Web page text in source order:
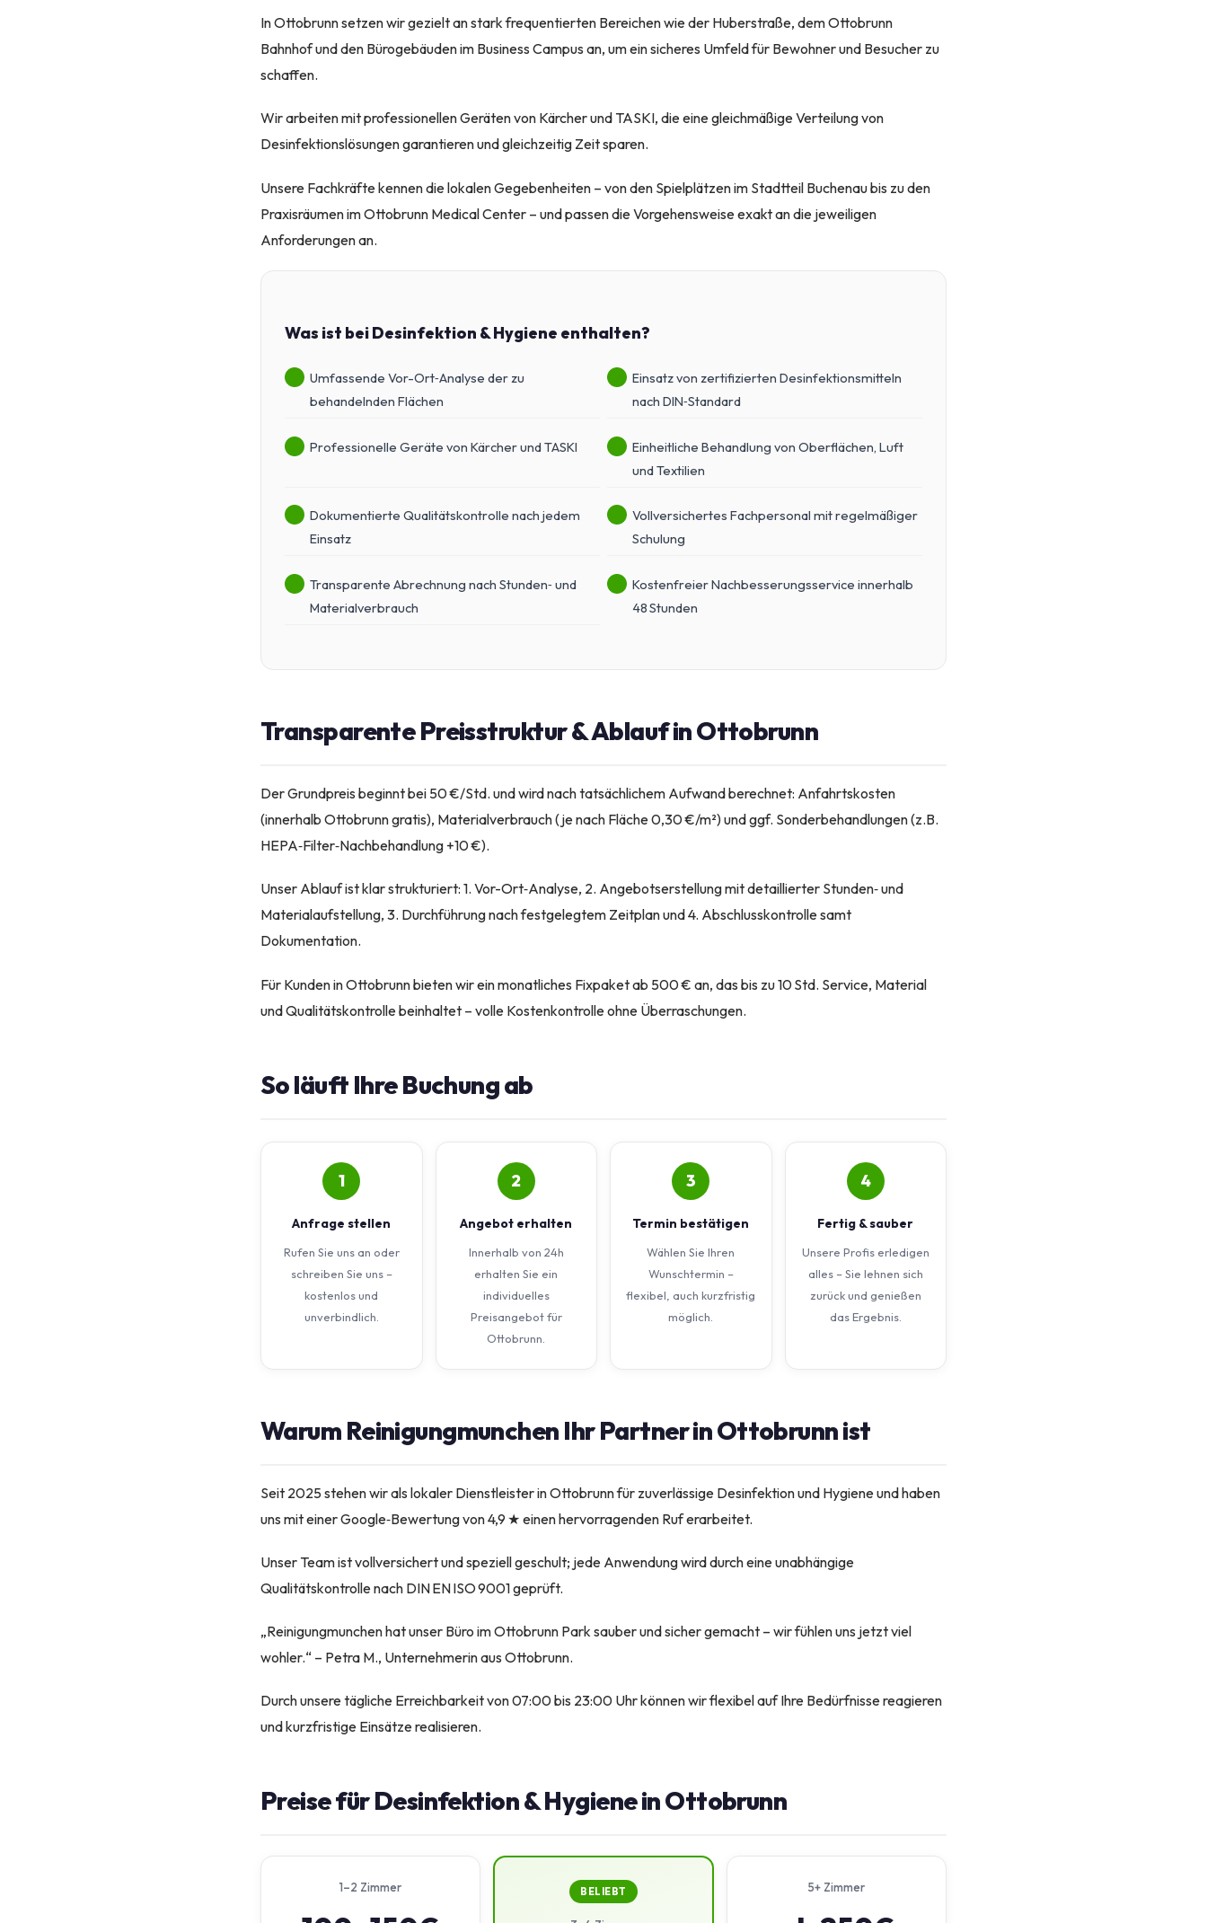
In Ottobrunn setzen wir gezielt an stark frequentierten Bereichen wie der Huberstraße, dem Ottobrunn
Bahnhof und den Bürogebäuden im Business Campus an, um ein sicheres Umfeld für Bewohner und Besucher zu
schaffen.
Wir arbeiten mit professionellen Geräten von Kärcher und TASKI, die eine gleichmäßige Verteilung von
Desinfektionslösungen garantieren und gleichzeitig Zeit sparen.
Unsere Fachkräfte kennen die lokalen Gegebenheiten – von den Spielplätzen im Stadtteil Buchenau bis zu den
Praxisräumen im Ottobrunn Medical Center – und passen die Vorgehensweise exakt an die jeweiligen
Anforderungen an.
Was ist bei Desinfektion & Hygiene enthalten?
Umfassende Vor-Ort‑Analyse der zu
behandelnden Flächen
Einsatz von zertifizierten Desinfektionsmitteln
nach DIN‑Standard
Professionelle Geräte von Kärcher und TASKI
Einheitliche Behandlung von Oberflächen, Luft
und Textilien
Dokumentierte Qualitätskontrolle nach jedem
Einsatz
Vollversichertes Fachpersonal mit regelmäßiger
Schulung
Transparente Abrechnung nach Stunden‑ und
Materialverbrauch
Kostenfreier Nachbesserungsservice innerhalb
48 Stunden
Transparente Preisstruktur & Ablauf in Ottobrunn
Der Grundpreis beginnt bei 50 €/Std. und wird nach tatsächlichem Aufwand berechnet: Anfahrtskosten
(innerhalb Ottobrunn gratis), Materialverbrauch (je nach Fläche 0,30 €/m²) und ggf. Sonderbehandlungen (z.B.
HEPA‑Filter‑Nachbehandlung +10 €).
Unser Ablauf ist klar strukturiert: 1. Vor-Ort‑Analyse, 2. Angebotserstellung mit detaillierter Stunden‑ und
Materialaufstellung, 3. Durchführung nach festgelegtem Zeitplan und 4. Abschlusskontrolle samt
Dokumentation.
Für Kunden in Ottobrunn bieten wir ein monatliches Fixpaket ab 500 € an, das bis zu 10 Std. Service, Material
und Qualitätskontrolle beinhaltet – volle Kostenkontrolle ohne Überraschungen.
So läuft Ihre Buchung ab
1
Anfrage stellen
Rufen Sie uns an oder
schreiben Sie uns –
kostenlos und
unverbindlich.
2
Angebot erhalten
Innerhalb von 24h
erhalten Sie ein
individuelles
Preisangebot für
Ottobrunn.
3
Termin bestätigen
Wählen Sie Ihren
Wunschtermin –
flexibel, auch kurzfristig
möglich.
4
Fertig & sauber
Unsere Profis erledigen
alles – Sie lehnen sich
zurück und genießen
das Ergebnis.
Warum Reinigungmunchen Ihr Partner in Ottobrunn ist
Seit 2025 stehen wir als lokaler Dienstleister in Ottobrunn für zuverlässige Desinfektion und Hygiene und haben
uns mit einer Google‑Bewertung von 4,9 ★ einen hervorragenden Ruf erarbeitet.
Unser Team ist vollversichert und speziell geschult; jede Anwendung wird durch eine unabhängige
Qualitätskontrolle nach DIN EN ISO 9001 geprüft.
„Reinigungmunchen hat unser Büro im Ottobrunn Park sauber und sicher gemacht – wir fühlen uns jetzt viel
wohler.“ – Petra M., Unternehmerin aus Ottobrunn.
Durch unsere tägliche Erreichbarkeit von 07:00 bis 23:00 Uhr können wir flexibel auf Ihre Bedürfnisse reagieren
und kurzfristige Einsätze realisieren.
Preise für Desinfektion & Hygiene in Ottobrunn
1–2 Zimmer BELIEBT 5+ Zimmer